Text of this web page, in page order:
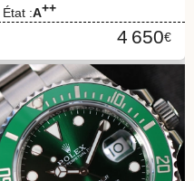
État :A++
4 650€